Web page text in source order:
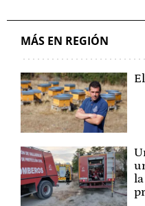
MÁS EN REGIÓN